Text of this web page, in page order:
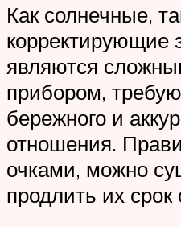
Как солнечные,
корректирующие
являются
прибором,
бережного и
отношения.
очками, можно
продлить их